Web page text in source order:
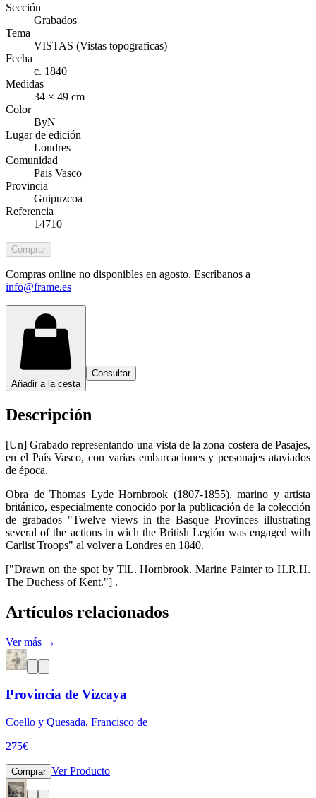
Sección
Grabados
Tema
VISTAS (Vistas topograficas)
Fecha
c. 1840
Medidas
34 × 49 cm
Color
ByN
Lugar de edición
Londres
Comunidad
Pais Vasco
Provincia
Guipuzcoa
Referencia
14710
Comprar
Compras online no disponibles en agosto. Escríbanos a
info@frame.es
Añadir a la cesta
Consultar
Descripción
[Un] Grabado representando una vista de la zona costera de Pasajes,
en el País Vasco, con varias embarcaciones y personajes ataviados
de época.
Obra de Thomas Lyde Hornbrook (1807-1855), marino y artista
británico, especialmente conocido por la publicación de la colección
de grabados "Twelve views in the Basque Provinces illustrating
several of the actions in wich the British Legión was engaged with
Carlist Troops" al volver a Londres en 1840.
["Drawn on the spot by TlL. Hornbrook. Marine Painter to H.R.H.
The Duchess of Kent."] .
Artículos relacionados
Ver más →
Provincia de Vizcaya
Coello y Quesada, Francisco de
275€
Comprar Ver Producto